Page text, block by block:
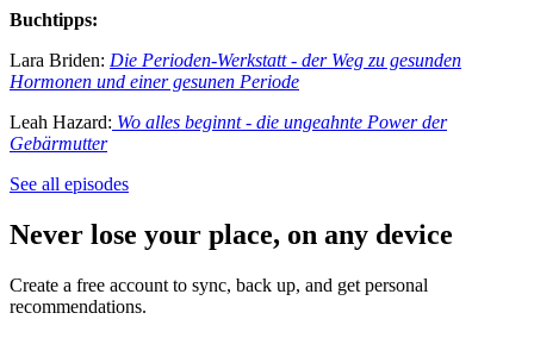
Buchtipps:
Lara Briden: Die Perioden-Werkstatt - der Weg zu gesunden
Hormonen und einer gesunen Periode
Leah Hazard: Wo alles beginnt - die ungeahnte Power der
Gebärmutter
See all episodes
Never lose your place, on any device
Create a free account to sync, back up, and get personal
recommendations.